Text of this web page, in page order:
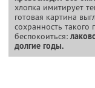
хлопка имитирует
готовая картина
сохранность
беспокоиться:
долгие годы.